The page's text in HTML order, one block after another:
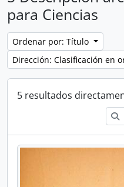
para Ciencias
Ordenar por: Título
Dirección: Clasificación en
5 resultados